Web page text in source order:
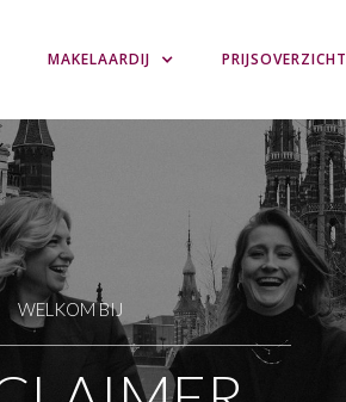
MAKELAARDIJ PRIJSOVERZICHT
WELKOM BIJ